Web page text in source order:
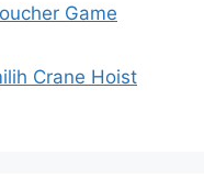
Game
Crane Hoist